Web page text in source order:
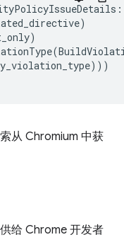
)
)
(
)))
从 Chromium 中获
给 Chrome 开发者